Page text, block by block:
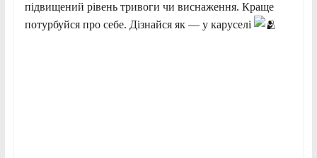
підвищений рівень тривоги чи виснаження. Краще
потурбуйся про себе. Дізнайся як — у каруселі